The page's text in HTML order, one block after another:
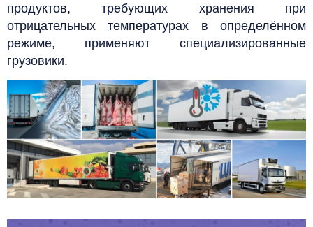
продуктов, требующих хранения при
отрицательных температурах в определённом
режиме, применяют специализированные
грузовики.